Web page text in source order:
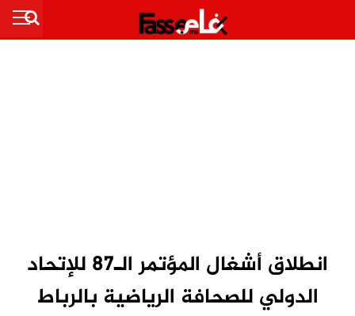
انطلاق أشغال المؤتمر الـ87 للإتحاد
الدولي للصحافة الرياضية بالرباط